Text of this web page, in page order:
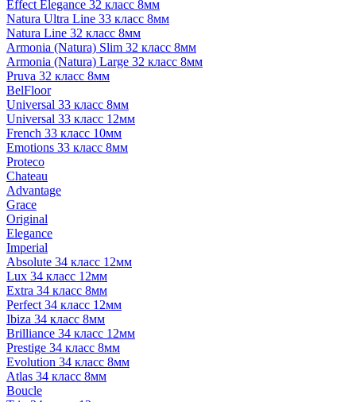
Effect Elegance 32 класс 8мм
Natura Ultra Line 33 класс 8мм
Natura Line 32 класс 8мм
Armonia (Natura) Slim 32 класс 8мм
Armonia (Natura) Large 32 класс 8мм
Pruva 32 класс 8мм
BelFloor
Universal 33 класс 8мм
Universal 33 класс 12мм
French 33 класс 10мм
Emotions 33 класс 8мм
Proteco
Chateau
Advantage
Grace
Original
Elegance
Imperial
Absolute 34 класс 12мм
Lux 34 класс 12мм
Extra 34 класс 8мм
Perfect 34 класс 12мм
Ibiza 34 класс 8мм
Brilliance 34 класс 12мм
Prestige 34 класс 8мм
Evolution 34 класс 8мм
Atlas 34 класс 8мм
Boucle